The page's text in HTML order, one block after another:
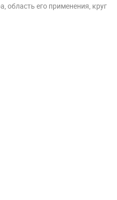
область его применения, круг